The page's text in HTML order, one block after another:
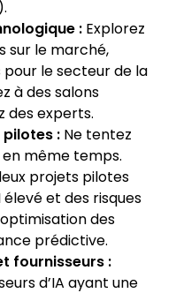
:Explorez
sur le marché,
le secteur de la
à des salons
des experts.
:Ne tentez
même temps.
projets pilotes
et des risques
des
prédictive.
fournisseurs :
d’IA ayant une